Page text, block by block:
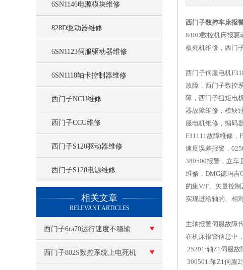
6SN1146电源模块维修
828D驱动器维修
6SN1123伺服驱动器维修
6SN1118轴卡控制器维修
西门子NCU维修
西门子CCU维修
西门子S120驱动器维修
西门子S120电源维修
相关文章
RELEVANT ARTICLES
西门子6ra70运行速度不稳输
出电压低维修
西门子802S数控系统上电死机
西门子数控车床报
840D数控机床报驱
板死机维修，西门
西门子伺服电机
故障，西门子数控
障，西门子扭矩电
器故障维修，模块
服电机维修，编码
F31111故障维修，
速度误差报警，
380500报警，立车
维修，DMG德玛吉
的集V/F、矢量控
实现进给轴的、相
主轴报警伺服故障
在机床报警信息中
25201:轴Z1伺服故
300501:轴Z1伺服